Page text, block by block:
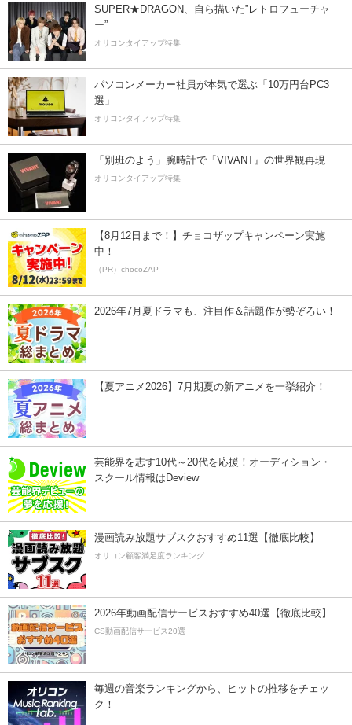
SUPER★DRAGON、自ら描いた”レトロフューチャ
ー”
オリコンタイアップ特集
パソコンメーカー社員が本気で選ぶ「10万円台PC3
選」
オリコンタイアップ特集
「別班のよう」腕時計で『VIVANT』の世界観再現
オリコンタイアップ特集
【8月12日まで！】チョコザップキャンペーン実施
中！
（PR）chocoZAP
2026年7月夏ドラマも、注目作＆話題作が勢ぞろい！
【夏アニメ2026】7月期夏の新アニメを一挙紹介！
芸能界を志す10代～20代を応援！オーディション・
スクール情報はDeview
漫画読み放題サブスクおすすめ11選【徹底比較】
オリコン顧客満足度ランキング
2026年動画配信サービスおすすめ40選【徹底比較】
CS動画配信サービス20選
毎週の音楽ランキングから、ヒットの推移をチェッ
ク！